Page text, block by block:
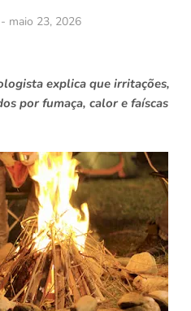
- maio 23, 2026
explica que irritações,
por fumaça, calor e faíscas